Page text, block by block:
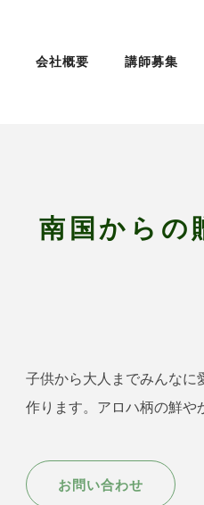
会社概要 講師募集
南国からの
子供から大人までみんなに
作ります。アロハ柄の鮮や
お問い合わせ